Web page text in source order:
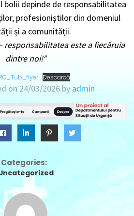
bolii depinde de responsabilitatea
profesioniștilor din domeniul
și a comunității.
responsabilitatea este a fiecăruia
dintre noi!”
Descarcă
on 24/03/2026 by admin
Categories: